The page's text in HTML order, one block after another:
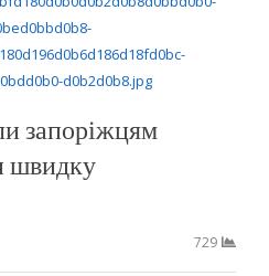
запоріжцям
швидку
729